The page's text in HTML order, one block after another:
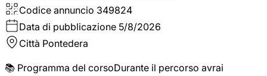
Codice annuncio 349824
Data di pubblicazione 5/8/2026
Città Pontedera
📚 Programma del corsoDurante il percorso avrai